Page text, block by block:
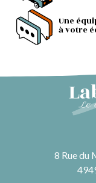
Une
à votre
8 Rue du